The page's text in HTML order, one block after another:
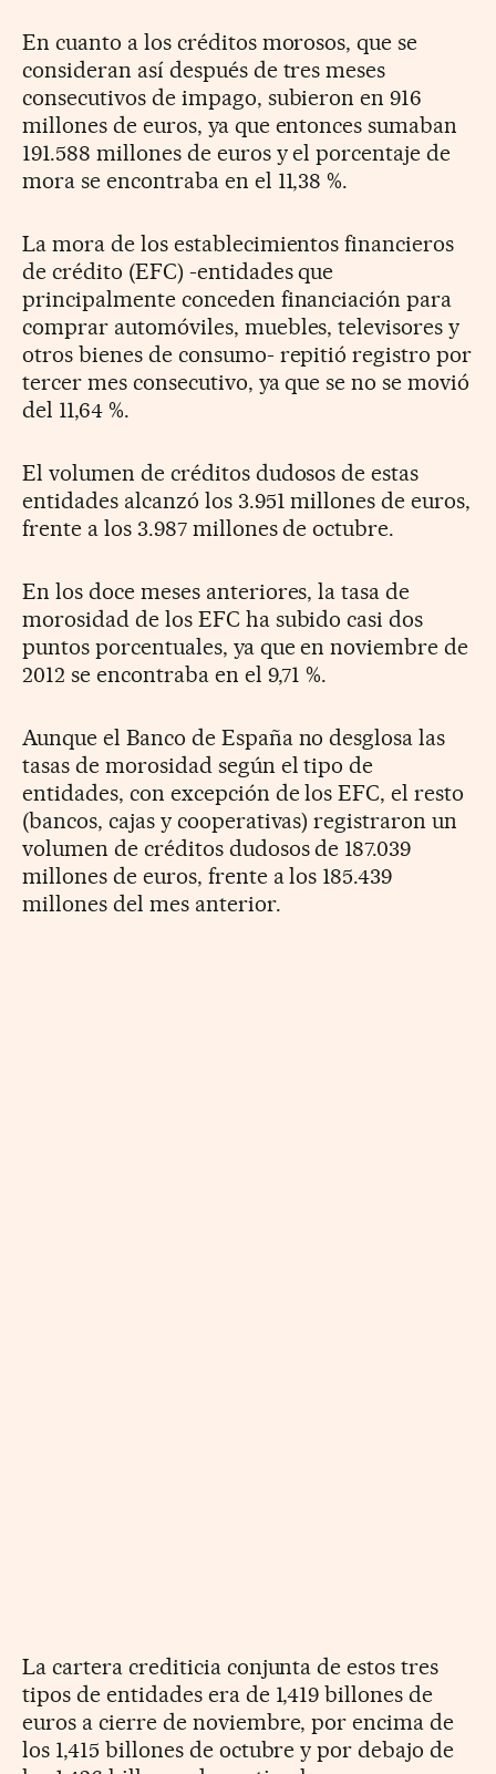
En cuanto a los créditos morosos, que se
consideran así después de tres meses
consecutivos de impago, subieron en 916
millones de euros, ya que entonces sumaban
191.588 millones de euros y el porcentaje de
mora se encontraba en el 11,38 %.
La mora de los establecimientos financieros
de crédito (EFC) -entidades que
principalmente conceden financiación para
comprar automóviles, muebles, televisores y
otros bienes de consumo- repitió registro por
tercer mes consecutivo, ya que se no se movió
del 11,64 %.
El volumen de créditos dudosos de estas
entidades alcanzó los 3.951 millones de euros,
frente a los 3.987 millones de octubre.
En los doce meses anteriores, la tasa de
morosidad de los EFC ha subido casi dos
puntos porcentuales, ya que en noviembre de
2012 se encontraba en el 9,71 %.
Aunque el Banco de España no desglosa las
tasas de morosidad según el tipo de
entidades, con excepción de los EFC, el resto
(bancos, cajas y cooperativas) registraron un
volumen de créditos dudosos de 187.039
millones de euros, frente a los 185.439
millones del mes anterior.
La cartera crediticia conjunta de estos tres
tipos de entidades era de 1,419 billones de
euros a cierre de noviembre, por encima de
los 1,415 billones de octubre y por debajo de